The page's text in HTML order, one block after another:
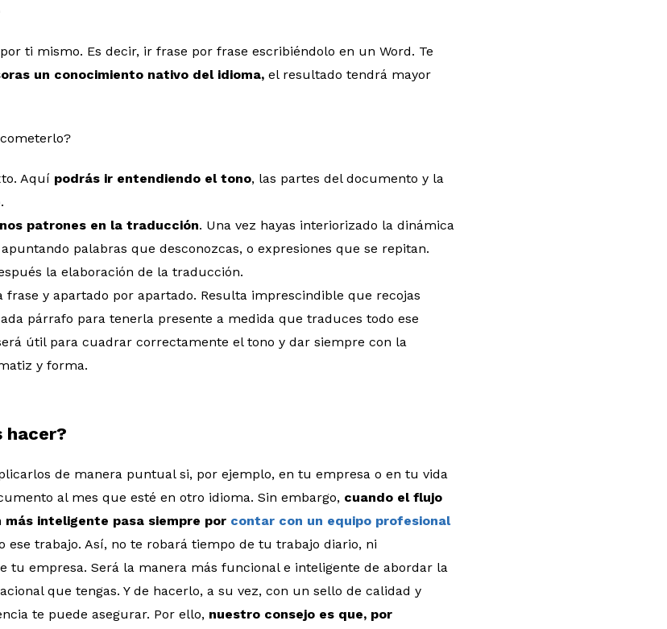
ti mismo. Es decir, ir frase por frase escribiéndolo en un Word. Te
un conocimiento nativo del idioma, el resultado tendrá mayor
Aquí podrás ir entendiendo el tono, las partes del documento y la
patrones en la traducción. Una vez hayas interiorizado la dinámica
palabras que desconozcas, o expresiones que se repitan.
la elaboración de la traducción.
frase y apartado por apartado. Resulta imprescindible que recojas
párrafo para tenerla presente a medida que traduces todo ese
útil para cuadrar correctamente el tono y dar siempre con la
y forma.
hacer?
de manera puntual si, por ejemplo, en tu empresa o en tu vida
al mes que esté en otro idioma. Sin embargo, cuando el flujo
más inteligente pasa siempre por contar con un equipo profesional
ese trabajo. Así, no te robará tiempo de tu trabajo diario, ni
tu empresa. Será la manera más funcional e inteligente de abordar la
que tengas. Y de hacerlo, a su vez, con un sello de calidad y
te puede asegurar. Por ello, nuestro consejo es que, por